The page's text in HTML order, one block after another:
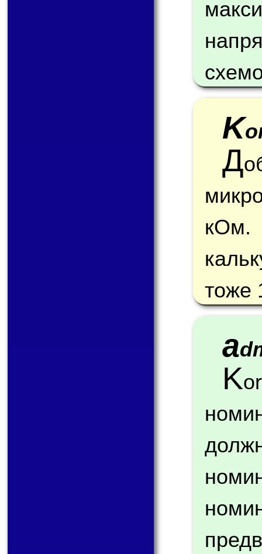
K
Д
тоже
a
K